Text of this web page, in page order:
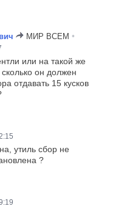
МИР ВСЕМ •
или на такой же
он должен
отдавать 15 кусков
утиль сбор не
?